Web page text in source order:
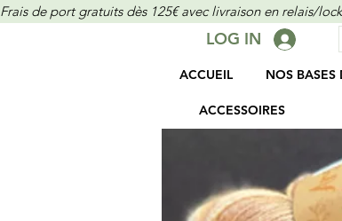
Frais de port gratuits dès 125€ avec livraison en relais/
LOG IN
ACCUEIL NOS BASES
ACCESSOIRES